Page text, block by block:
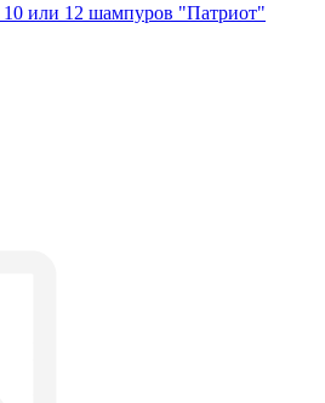
или 12 шампуров "Патриот"